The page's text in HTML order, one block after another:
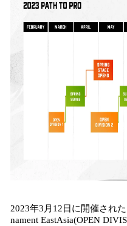
2023年3月12日に開催され
nament EastAsia(OPEN